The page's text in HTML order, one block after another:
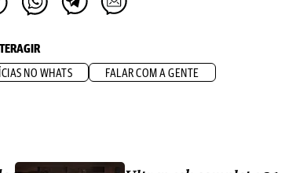
NO WHATS FALAR COM A GENTE